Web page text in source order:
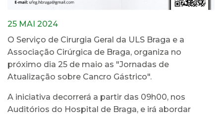
25 MAI 2024
O Serviço de Cirurgia Geral da ULS Braga e a
Associação Cirúrgica de Braga, organiza no
próximo dia 25 de maio as "Jornadas de
Atualização sobre Cancro Gástrico".
A iniciativa decorrerá a partir das 09h00, nos
Auditórios do Hospital de Braga, e irá abordar